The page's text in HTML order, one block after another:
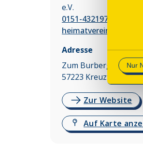
mit
Nur
e.V.
0151-43219789
Adresse
Zum Burberg 7
57223 Kreuztal
Zur Website
Auf Karte